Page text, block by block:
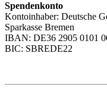
Spendenkonto
Kontoinhaber: Deutsche
Sparkasse Bremen
IBAN: DE36 2905 0101
BIC: SBREDE22